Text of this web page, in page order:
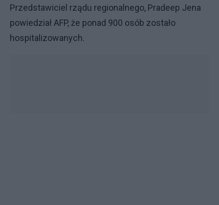
Przedstawiciel rządu regionalnego, Pradeep Jena
powiedział AFP, że ponad 900 osób zostało
hospitalizowanych.